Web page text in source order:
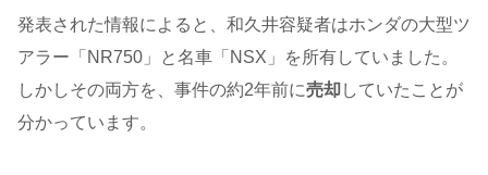
発表された情報によると、和久井容疑者はホンダの大型ツ
アラー「NR750」と名車「NSX」を所有していました。
しかしその両方を、事件の約2年前に売却 していたことが
分かっています。